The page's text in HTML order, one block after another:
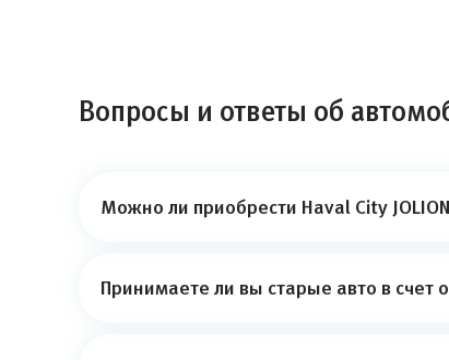
Вопросы и ответы об
Можно ли приобрести Haval City
Принимаете ли вы старые авто в счет